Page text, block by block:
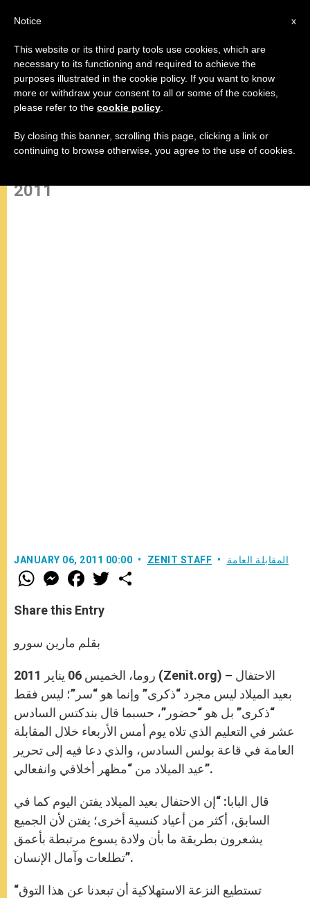
البابا يتمنى تحرير عيد الميلاد من
المظهر الأخلاقي والانفعالي
2011
JANUARY 06, 2011 00:00 ZENIT STAFF المقابلة العامة
W
h
t
s
p
p
M
e
s
e
g
e
F
a
e
b
o
k
w
Share this Entry
بقلم مارين سورو
روما، الخميس 06 يناير 2011 (Zenit.org) – الاحتفال
بعيد الميلاد ليس مجرد “ذكرى” وإنما هو “سر”؛ ليس فقط
“ذكرى” بل هو “حضور”، حسبما قال بندكتس السادس
عشر في التعليم الذي تلاه يوم أمس الأربعاء خلال المقابلة
العامة في قاعة بولس السادس، والذي دعا فيه إلى تحرير
عيد الميلاد من “مظهر أخلاقي وانفعالي”.
قال البابا: “إن الاحتفال بعيد الميلاد يفتن اليوم كما في
السابق، أكثر من أعياد كنسية أخرى؛ يفتن لأن الجميع
يشعرون بطريقة ما بأن ولادة يسوع مرتبطة بأعمق
تطلعات وآمال الإنسان”.
“تستطيع النزعة الاستهلاكية أن تبعدنا عن هذا التوق
x
Notice
This website or its third party tools use cookies, which are
necessary to its functioning and required to achieve the
purposes illustrated in the cookie policy. If you want to know
more or withdraw your consent to all or some of the cookies,
please refer to the cookie policy
By closing this banner, scrolling this page, clicking a link or
continuing to browse otherwise, you agree to the use of cookies.